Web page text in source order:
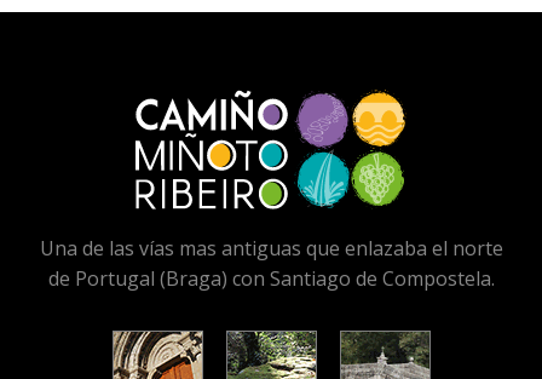
Una de las vías mas antiguas que enlazaba el norte
de Portugal (Braga) con Santiago de Compostela.